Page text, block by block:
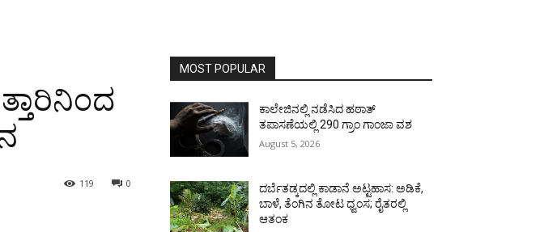
0
119
MOST POPULAR
ಕಾಲೇಜಿನಲ್ಲಿ ನಡೆಸಿದ ಹಠಾತ್
ತಪಾಸಣೆಯಲ್ಲಿ 290 ಗ್ರಾಂ ಗಾಂಜಾ ವಶ
August 5, 2026
ದರ್ಬೆತಡ್ಕದಲ್ಲಿ ಕಾಡಾನೆ ಅಟ್ಟಹಾಸ: ಅಡಿಕೆ,
ಬಾಳೆ, ತೆಂಗಿನ ತೋಟ ಧ್ವಂಸ; ರೈತರಲ್ಲಿ
ಆತಂಕ